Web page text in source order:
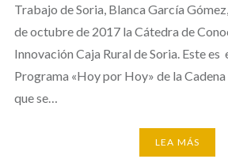
Trabajo de Soria, Blanca García
de octubre de 2017 la Cátedra de
Innovación Caja Rural de Soria. Este
Programa «Hoy por Hoy» de la Cadena
que se…
LEA MÁS